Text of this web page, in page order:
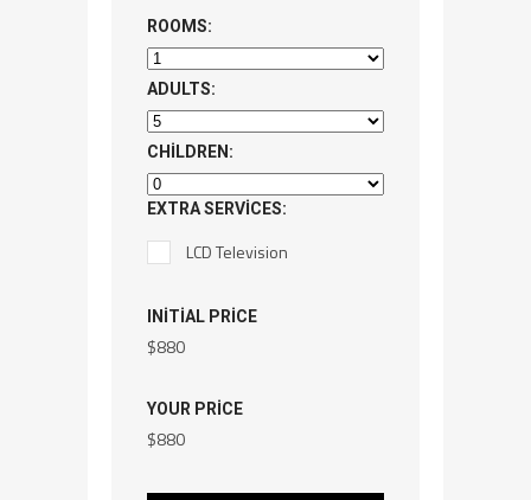
ROOMS:
ADULTS:
CHILDREN:
EXTRA SERVICES:
LCD Television
INITIAL PRICE
$880
YOUR PRICE
$880